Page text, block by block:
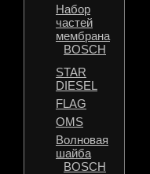
Набор
частей
мембрана
BOSCH
STAR
DIESEL
FLAG
OMS
Волновая
шайба
BOSCH